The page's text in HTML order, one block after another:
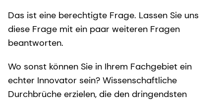
Das ist eine berechtigte Frage. Lassen Sie uns
diese Frage mit ein paar weiteren Fragen
beantworten.
Wo sonst können Sie in Ihrem Fachgebiet ein
echter Innovator sein? Wissenschaftliche
Durchbrüche erzielen, die den dringendsten